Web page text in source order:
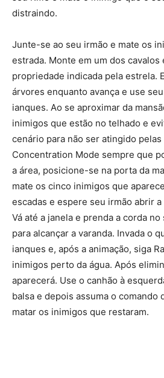
distraindo.
Junte-se ao seu irmão e mate os
estrada. Monte em um dos cavalos
propriedade indicada pela estrela.
árvores enquanto avança e use
ianques. Ao se aproximar da
inimigos que estão no telhado e
cenário para não ser atingido
Concentration Mode sempre que
a área, posicione-se na porta da
mate os cinco inimigos que
escadas e espere seu irmão abrir
Vá até a janela e prenda a corda
para alcançar a varanda. Invada o
ianques e, após a animação, siga
inimigos perto da água. Após
aparecerá. Use o canhão à
balsa e depois assuma o comando
matar os inimigos que restaram.